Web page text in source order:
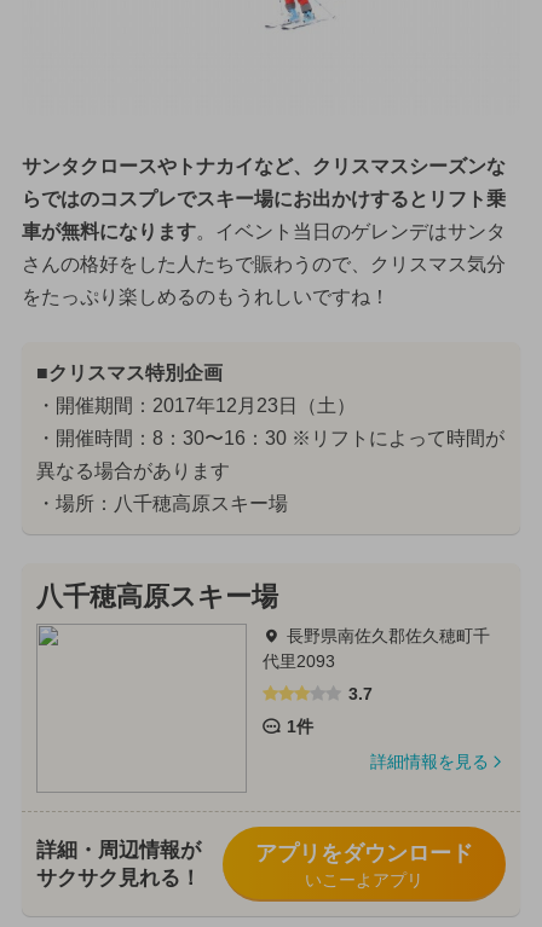
サンタクロースやトナカイなど、クリスマスシーズンな
らではのコスプレでスキー場にお出かけするとリフト乗
車が無料になります。イベント当日のゲレンデはサンタ
さんの格好をした人たちで賑わうので、クリスマス気分
をたっぷり楽しめるのもうれしいですね！
■クリスマス特別企画
・開催期間：2017年12月23日（土）
・開催時間：8：30〜16：30 ※リフトによって時間が
異なる場合があります
・場所：八千穂高原スキー場
八千穂高原スキー場
長野県南佐久郡佐久穂町千
代里2093
3.7
1件
詳細情報を見る
詳細・周辺情報が
サクサク見れる！
アプリをダウンロード
いこーよアプリ